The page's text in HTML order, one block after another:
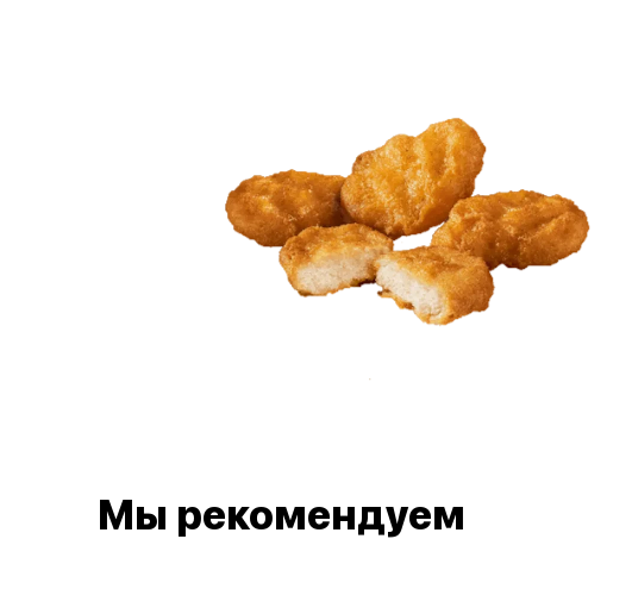
Мы рекомендуем